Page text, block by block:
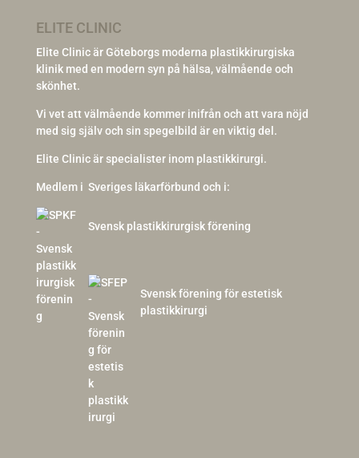
ELITE CLINIC
Elite Clinic är Göteborgs moderna plastikkirurgiska
klinik med en modern syn på hälsa, välmående och
skönhet.
Vi vet att välmående kommer inifrån och att vara nöjd
med sig själv och sin spegelbild är en viktig del.
Elite Clinic är specialister inom plastikkirurgi.
Medlem i Sveriges läkarförbund och i:
Svensk plastikkirurgisk förening
Svensk förening för estetisk
plastikkirurgi